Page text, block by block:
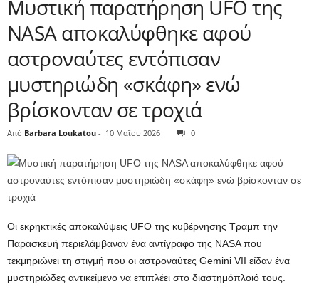
Μυστική παρατήρηση UFO της
NASA αποκαλύφθηκε αφού
αστροναύτες εντόπισαν
μυστηριώδη «σκάφη» ενώ
βρίσκονταν σε τροχιά
Από Barbara Loukatou - 10 Μαΐου 2026 0
Οι εκρηκτικές αποκαλύψεις UFO της κυβέρνησης Τραμπ την
Παρασκευή περιελάμβαναν ένα αντίγραφο της NASA που
τεκμηριώνει τη στιγμή που οι αστροναύτες Gemini VII είδαν ένα
μυστηριώδες αντικείμενο να επιπλέει στο διαστημόπλοιό τους.